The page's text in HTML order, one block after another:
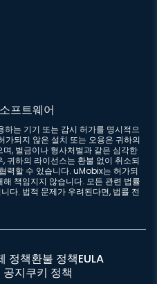
프트웨어
하는 기기 또는 감시 허가를 명시적으
가되지 않은 설치 또는 오용은 귀하의
, 벌금이나 형사처벌과 같은 심각한
귀하의 라이선스는 환불 없이 취소되
력할 수 있습니다. uMobix는 허가되
책임지지 않습니다. 모든 관련 법률
다. 법적 문제가 우려된다면, 법률 전
정책환불 정책EULA
지쿠키 정책